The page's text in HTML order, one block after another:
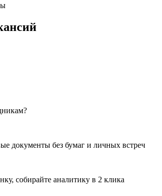
документы без бумаг и личных встреч
собирайте аналитику в 2 клика